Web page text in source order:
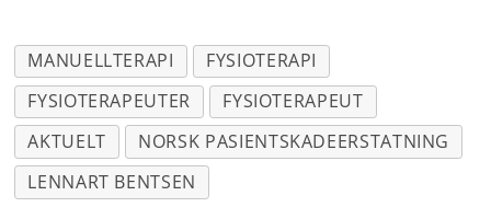
MANUELLTERAPI
FYSIOTERAPI
FYSIOTERAPEUTER
FYSIOTERAPEUT
AKTUELT
NORSK PASIENTSKADEERSTATNING
LENNART BENTSEN